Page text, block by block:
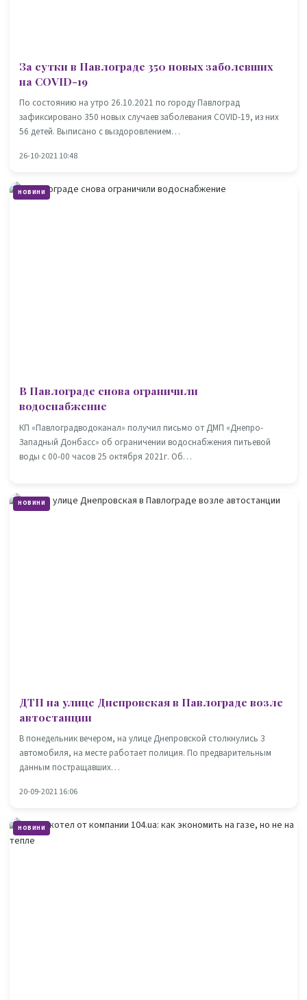
За сутки в Павлограде 350 новых заболевших
на COVID-19
По состоянию на утро 26.10.2021 по городу Павлоград
зафиксировано 350 новых случаев заболевания COVID-19, из них
56 детей. Выписано с выздоровлением…
26-10-2021 10:48
НОВИНИ
В Павлограде снова ограничили
водоснабжение
КП «Павлоградводоканал» получил письмо от ДМП «Днепро-
Западный Донбасс» об ограничении водоснабжения питьевой
воды с 00-00 часов 25 октября 2021г. Об…
НОВИНИ
ДТП на улице Днепровская в Павлограде возле
автостанции
В понедельник вечером, на улице Днепровской столкнулись 3
автомобиля, на месте работает полиция. По предварительным
данным постращавших…
20-09-2021 16:06
НОВИНИ